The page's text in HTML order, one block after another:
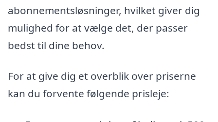
abonnementsløsninger, hvilket giver dig
mulighed for at vælge det, der passer
bedst til dine behov.
For at give dig et overblik over priserne
kan du forvente følgende prisleje: